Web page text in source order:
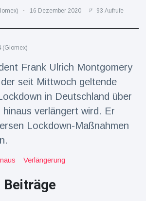
(3575)
(8534)
(2252)
alte
WM-
16 Dezember 2020 93 Aufrufe
(Glomex)
Frank Ulrich Montgomery
seit Mittwoch geltende
in Deutschland über
hinaus verlängert wird. Er
Lockdown-Maßnahmen
Verlängerung
Beiträge